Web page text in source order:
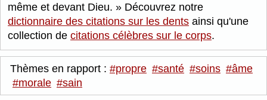
même et devant Dieu.
Découvrez notre
dictionnaire des citations sur les dents ainsi qu'une
collection de citations célèbres sur le corps.
Thèmes en rapport : #propre #santé #soins #âme
#morale #sain